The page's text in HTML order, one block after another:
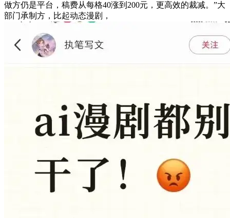
做方仍是平台，稿费从每格40涨到200元，更高效的裁减。”大
部门承制方，比起动态漫剧，